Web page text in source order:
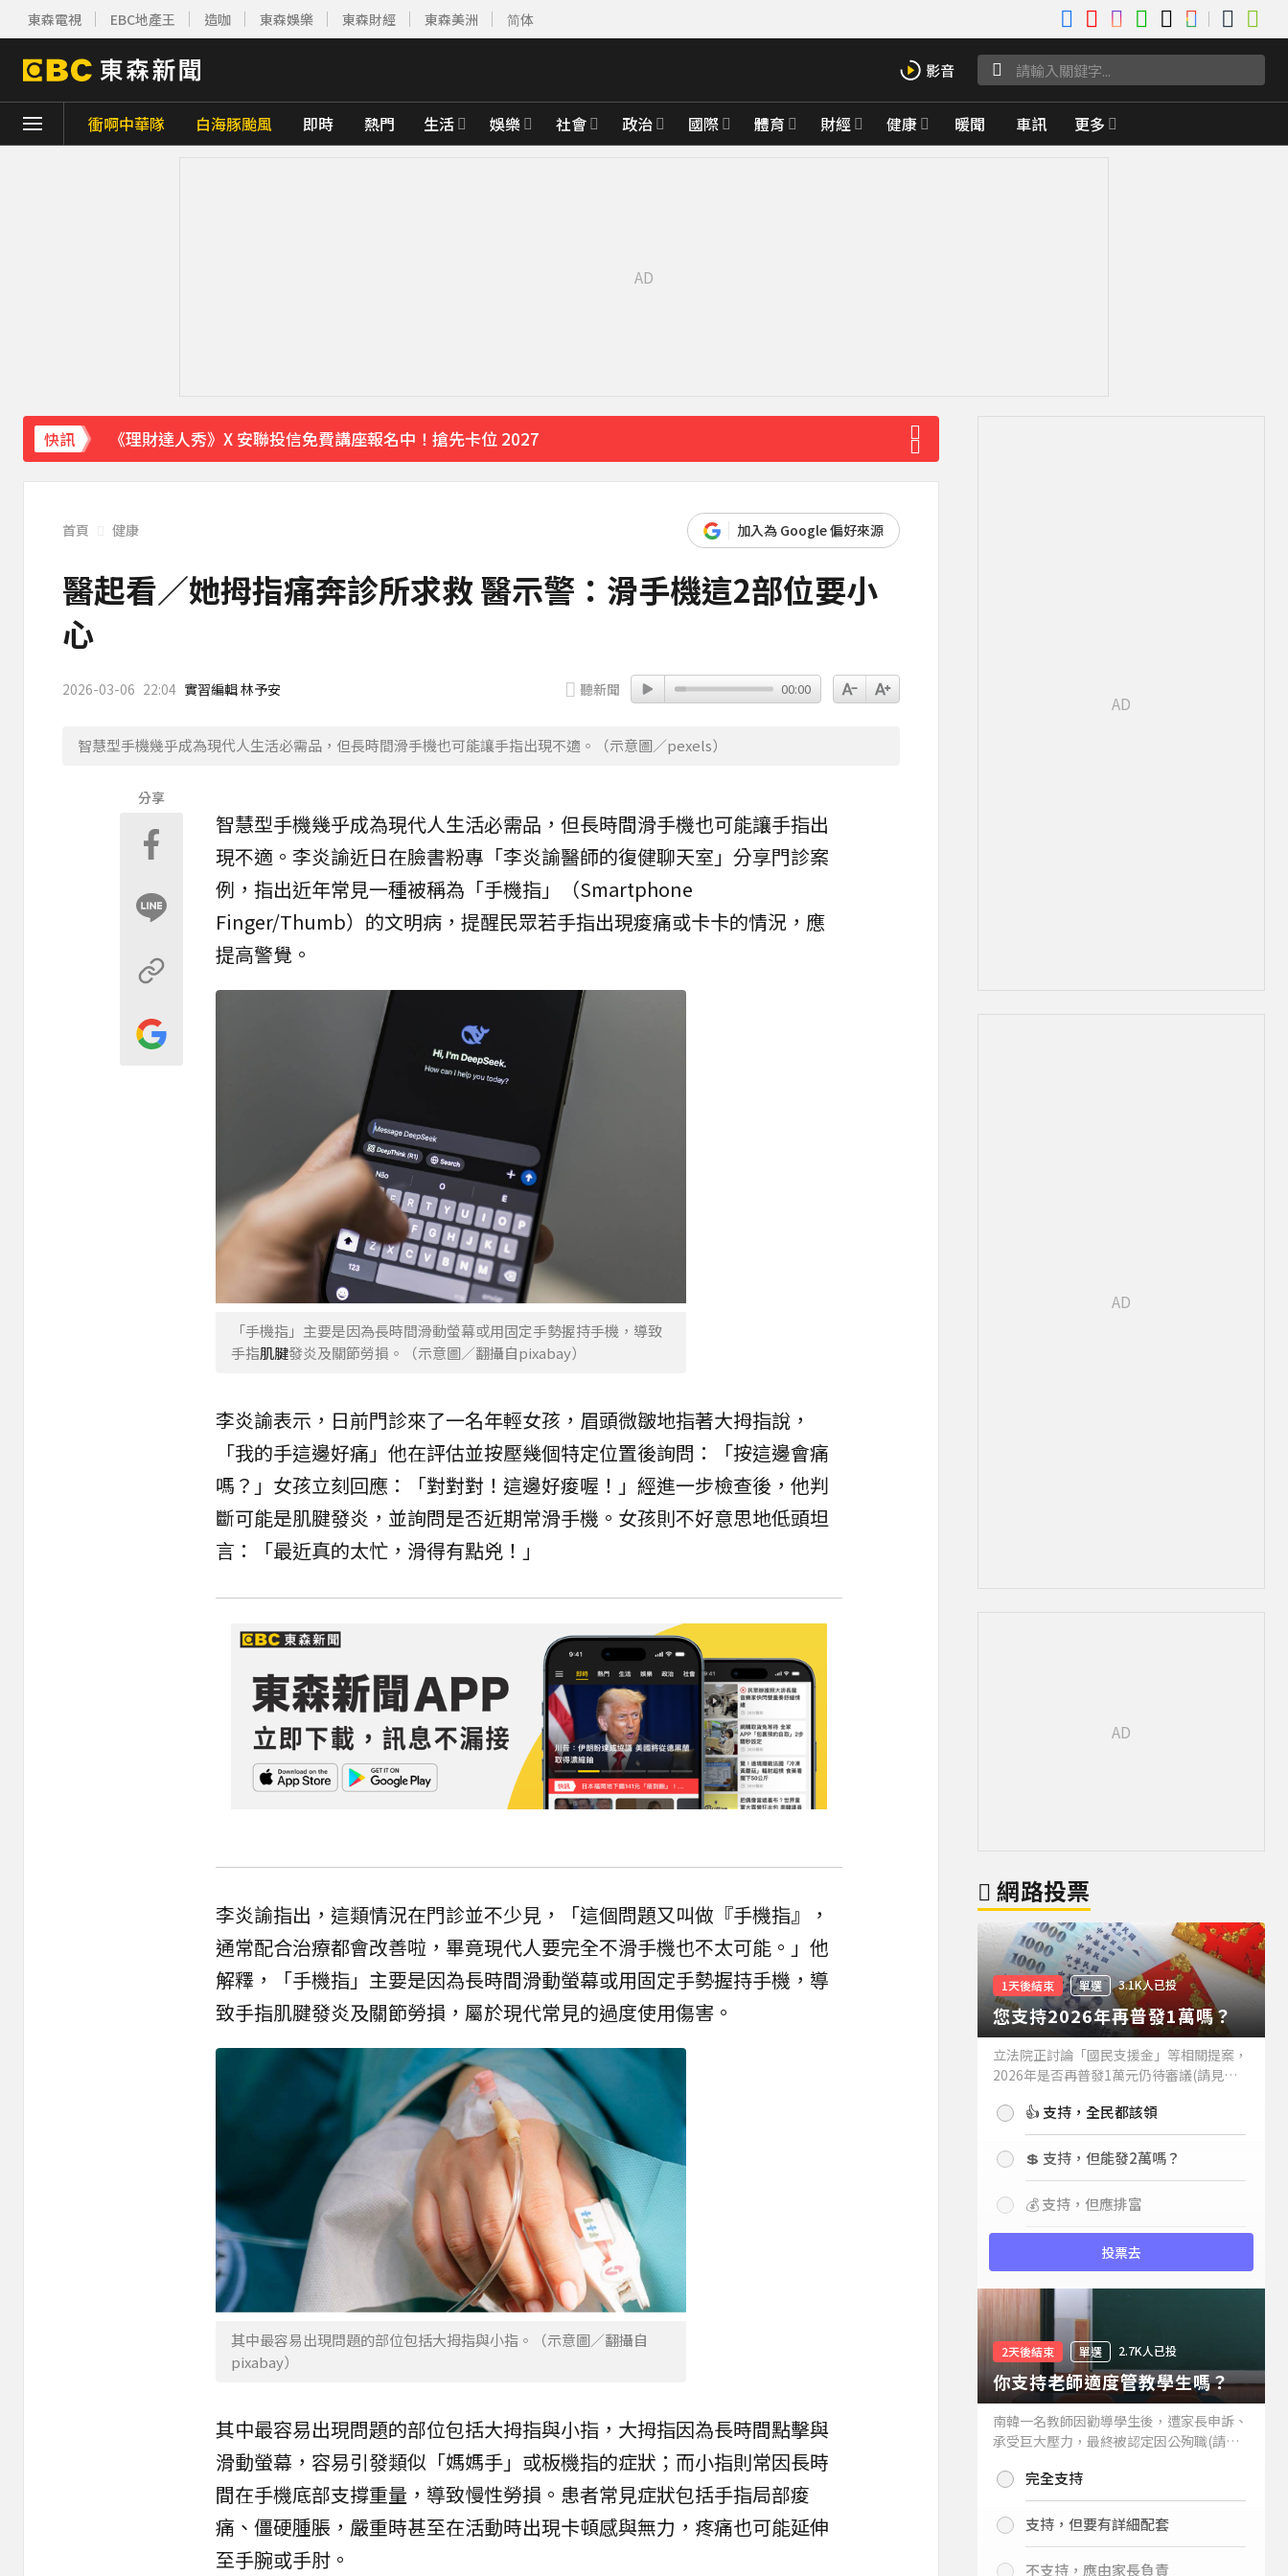
東森電視 EBC地產王 造咖 東森娛樂 東森財經 東森美洲 简体
衝啊中華隊 白海豚颱風 即時 熱門 生活 娛樂 社會 政治 國際 體育 財經 健康 暖聞 車訊 更多
快訊
《理財達人秀》X 安聯投信免費講座報名中！搶先卡位 2027
首頁 健康 加入為 Google 偏好來源
醫起看／她拇指痛奔診所求救 醫示警：滑手機這2部位要小
心
2026-03-06 22:04 實習編輯 林予安 聽新聞 00:00
智慧型手機幾乎成為現代人生活必需品，但長時間滑手機也可能讓手指出現不適。（示意圖／pexels）
分享
智慧型手機幾乎成為現代人生活必需品，但長時間滑手機也可能讓手指出
現不適。李炎諭近日在臉書粉專「李炎諭醫師的復健聊天室」分享門診案
例，指出近年常見一種被稱為「手機指」（Smartphone
Finger/Thumb）的文明病，提醒民眾若手指出現痠痛或卡卡的情況，應
提高警覺。
「手機指」主要是因為長時間滑動螢幕或用固定手勢握持手機，導致
手指肌腱發炎及關節勞損。（示意圖／翻攝自pixabay）
李炎諭表示，日前門診來了一名年輕女孩，眉頭微皺地指著大拇指說，
「我的手這邊好痛」他在評估並按壓幾個特定位置後詢問：「按這邊會痛
嗎？」女孩立刻回應：「對對對！這邊好痠喔！」經進一步檢查後，他判
斷可能是肌腱發炎，並詢問是否近期常滑手機。女孩則不好意思地低頭坦
言：「最近真的太忙，滑得有點兇！」
李炎諭指出，這類情況在門診並不少見，「這個問題又叫做『手機指』，
通常配合治療都會改善啦，畢竟現代人要完全不滑手機也不太可能。」他
解釋，「手機指」主要是因為長時間滑動螢幕或用固定手勢握持手機，導
致手指肌腱發炎及關節勞損，屬於現代常見的過度使用傷害。
其中最容易出現問題的部位包括大拇指與小指。（示意圖／翻攝自
pixabay）
其中最容易出現問題的部位包括大拇指與小指，大拇指因為長時間點擊與
滑動螢幕，容易引發類似「媽媽手」或板機指的症狀；而小指則常因長時
間在手機底部支撐重量，導致慢性勞損。患者常見症狀包括手指局部痠
痛、僵硬腫脹，嚴重時甚至在活動時出現卡頓感與無力，疼痛也可能延伸
至手腕或手肘。
網路投票
1天後結束 單選 3.1K人已投
您支持2026年再普發1萬嗎？
立法院正討論「國民支援金」等相關提案，
2026年是否再普發1萬元仍待審議(請見下
持嗎？👍 支持，全民都該領
💲 支持，但能發2萬嗎？
💰 支持，但應排富
投票去
2天後結束 單選 2.7K人已投
你支持老師適度管教學生嗎？
南韓一名教師因勸導學生後，遭家長申訴、
承受巨大壓力，最終被認定因公殉職(請見
你支持老師適度管教學生嗎？
完全支持
支持，但要有詳細配套
不支持，應由家長負責